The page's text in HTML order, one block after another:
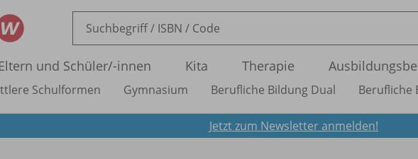
und Schüler/-innen Kita Therapie
Schulformen Gymnasium Berufliche Bildung Dual Berufliche
Jetzt zum Newsletter anmelden!